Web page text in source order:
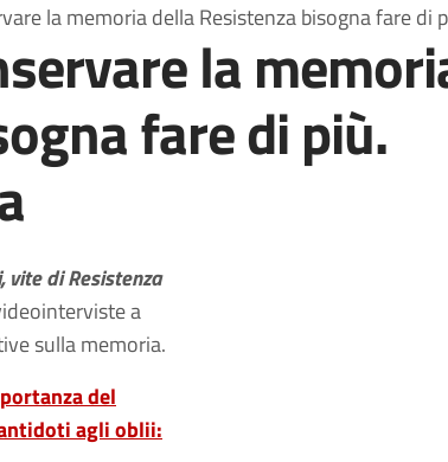
la memoria della Resistenza bisogna fare di
la
fare di più.
vite di Resistenza
a
sulla memoria.
del
agli oblii: